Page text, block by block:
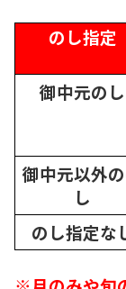
のし指定
御中元のし
御中元以外
し
のし指定な